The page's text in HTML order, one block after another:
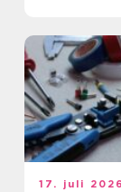
17. juli 2026